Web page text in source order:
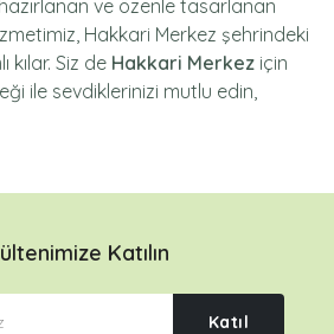
ve özenle tasarlanan
Hakkari Merkez şehrindeki
kılar. Siz de Hakkari Merkez için
ile sevdiklerinizi mutlu edin,
Katılın
Katıl